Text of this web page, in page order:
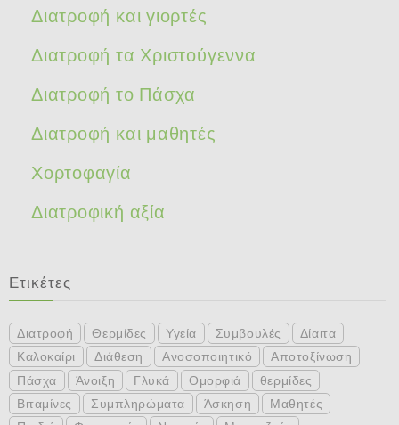
Διατροφή και γιορτές
Διατροφή τα Χριστούγεννα
Διατροφή το Πάσχα
Διατροφή και μαθητές
Χορτοφαγία
Διατροφική αξία
Ετικέτες
Διατροφή Θερμίδες Υγεία Συμβουλές
Δίαιτα
Καλοκαίρι
Διάθεση Ανοσοποιητικό
Αποτοξίνωση
Πάσχα
Άνοιξη Γλυκά Ομορφιά
θερμίδες
Βιταμίνες
Συμπληρώματα Άσκηση
Μαθητές